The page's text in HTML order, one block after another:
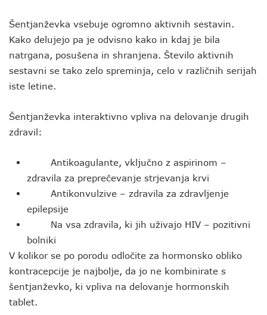
Šentjanževka vsebuje ogromno aktivnih sestavin.
Kako delujejo pa je odvisno kako in kdaj je bila
natrgana, posušena in shranjena. Število aktivnih
sestavni se tako zelo spreminja, celo v različnih serijah
iste letine.
Šentjanževka interaktivno vpliva na delovanje drugih
zdravil:
Antikoagulante, vključno z aspirinom –
zdravila za preprečevanje strjevanja krvi
Antikonvulzive – zdravila za zdravljenje
epilepsije
Na vsa zdravila, ki jih uživajo HIV – pozitivni
bolniki
V kolikor se po porodu odločite za hormonsko obliko
kontracepcije je najbolje, da jo ne kombinirate s
šentjanževko, ki vpliva na delovanje hormonskih
tablet.